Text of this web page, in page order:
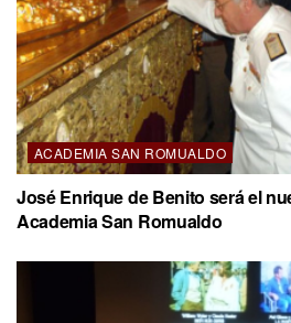
ACADEMIA SAN ROMUALDO
José Enrique de Benito será el
Academia San Romualdo